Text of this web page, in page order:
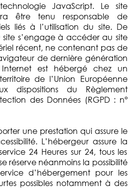
JavaScript. Le site
être tenu responsable de
liés à l’utilisation du site. De
site s’engage à accéder au site
récent, ne contenant pas de
de dernière génération
Internet est hébergé chez un
de l’Union Européenne
dispositions du Règlement
des Données (RGPD : n°
une prestation qui assure le
L’hébergeur assure la
24 Heures sur 24, tous les
réserve néanmoins la possibilité
d’hébergement pour les
possibles notamment à des